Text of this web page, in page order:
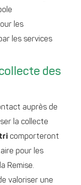
les
les services
des
auprès de
la collecte
comporteront
pour les
Remise.
valoriser une